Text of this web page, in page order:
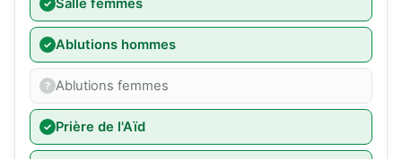
Salle femmes
Ablutions hommes
Ablutions femmes
Prière de l'Aïd